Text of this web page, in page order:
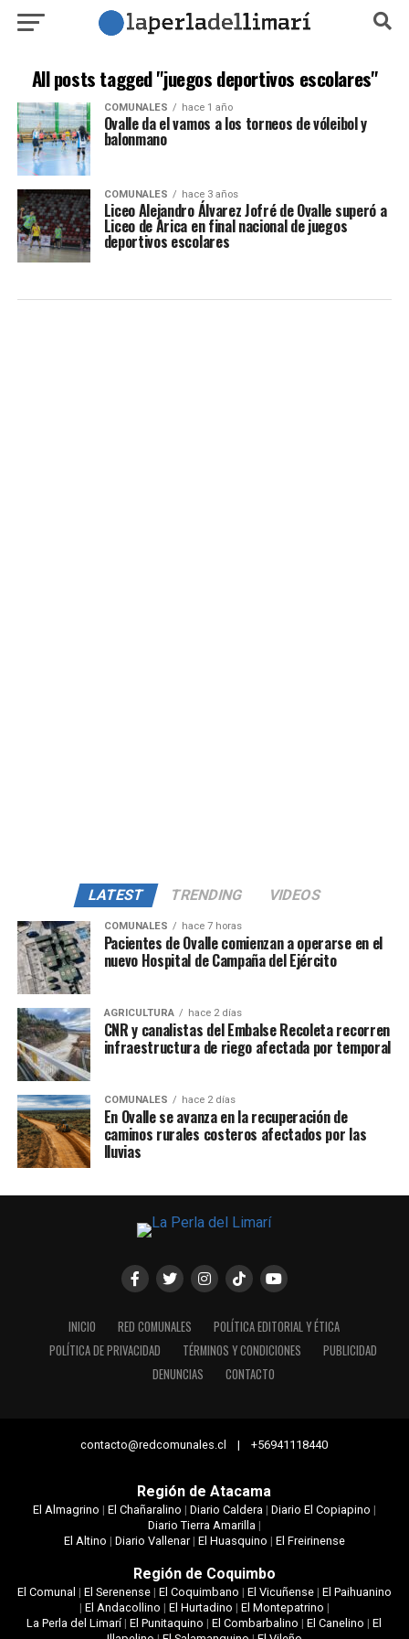
All posts tagged "juegos deportivos escolares"
COMUNALES hace 1 año
Ovalle da el vamos a los torneos de vóleibol y
balonmano
COMUNALES hace 3 años
Liceo Alejandro Álvarez Jofré de Ovalle superó a
Liceo de Arica en final nacional de juegos
deportivos escolares
LATEST TRENDING VIDEOS
COMUNALES hace 7 horas
Pacientes de Ovalle comienzan a operarse en el
nuevo Hospital de Campaña del Ejército
AGRICULTURA hace 2 días
CNR y canalistas del Embalse Recoleta recorren
infraestructura de riego afectada por temporal
COMUNALES hace 2 días
En Ovalle se avanza en la recuperación de
caminos rurales costeros afectados por las
lluvias
INICIO RED COMUNALES
POLÍTICA EDITORIAL Y ÉTICA
POLÍTICA DE PRIVACIDAD
TÉRMINOS Y CONDICIONES
PUBLICIDAD
DENUNCIAS
CONTACTO
contacto@redcomunales.cl | +56941118440
Región de Atacama
El Almagrino | El Chañaralino | Diario Caldera| Diario El Copiapino |
Diario Tierra Amarilla|
El Altino | Diario Vallenar| El Huasquino | El Freirinense
Región de Coquimbo
El Comunal | El Serenense| El Coquimbano | El Vicuñense| El Paihuanino
| El Andacollino | El Hurtadino | El Montepatrino |
La Perla del Limarí|El Punitaquino |El Combarbalino |El Canelino |El